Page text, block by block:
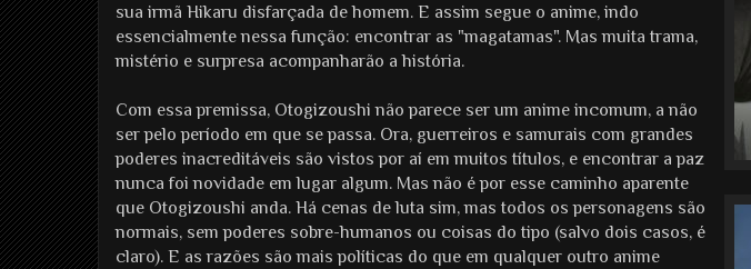
sua irmã Hikaru disfarçada de homem. E assim segue o anime, indo
essencialmente nessa função: encontrar as "magatamas". Mas muita trama,
mistério e surpresa acompanharão a história.
Com essa premissa, Otogizoushi não parece ser um anime incomum, a não
ser pelo período em que se passa. Ora, guerreiros e samurais com grandes
poderes inacreditáveis são vistos por aí em muitos títulos, e encontrar a paz
nunca foi novidade em lugar algum. Mas não é por esse caminho aparente
que Otogizoushi anda. Há cenas de luta sim, mas todos os personagens são
normais, sem poderes sobre-humanos ou coisas do tipo (salvo dois casos, é
claro). E as razões são mais políticas do que em qualquer outro anime